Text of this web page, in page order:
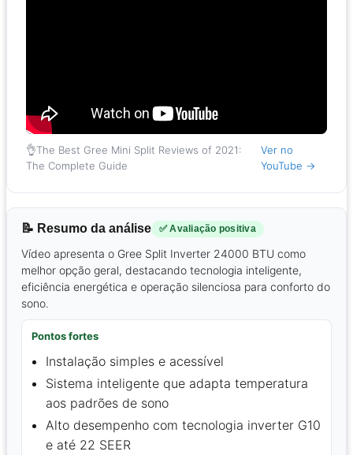
👌The Best Gree Mini Split Reviews of 2021:
The Complete Guide
Ver no
YouTube →
📝 Resumo da análise ✅ Avaliação positiva
Vídeo apresenta o Gree Split Inverter 24000 BTU como
melhor opção geral, destacando tecnologia inteligente,
eficiência energética e operação silenciosa para conforto do
sono.
Pontos fortes
Instalação simples e acessível
Sistema inteligente que adapta temperatura
aos padrões de sono
Alto desempenho com tecnologia inverter G10
e até 22 SEER